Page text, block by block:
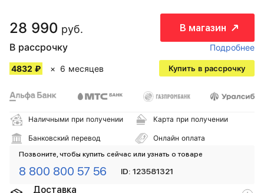
28 990 руб. В магазин
В рассрочку Подробнее
4832 ₽ 6 месяцев Купить в рассрочку
Наличными при получении Карта при получении
Банковский перевод Онлайн оплата
Позвоните, чтобы купить сейчас или узнать о товаре
8 800 800 57 56 ID: 123581321
Доставка